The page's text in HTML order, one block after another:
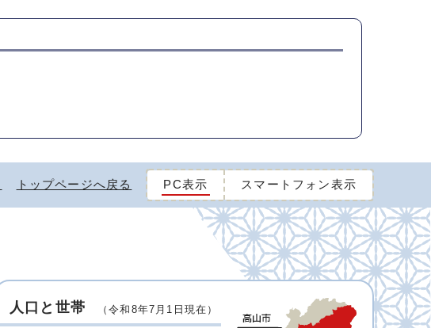
トップページへ戻る PC表示 スマートフォン表示
人口と世帯 （令和8年7月1日現在）